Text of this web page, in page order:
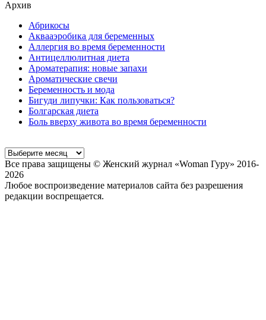
Архив
Абрикосы
Аквааэробика для беременных
Аллергия во время беременности
Антицеллюлитная диета
Ароматерапия: новые запахи
Ароматические свечи
Беременность и мода
Бигуди липучки: Как пользоваться?
Болгарская диета
Боль вверху живота во время беременности
Все права защищены © Женский журнал «Woman Гуру» 2016-
2026
Любое воспроизведение материалов сайта без разрешения
редакции воспрещается.